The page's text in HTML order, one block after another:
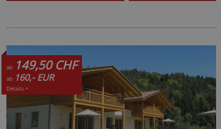
ab 149,50 CHF
ab 160,- EUR
Details +